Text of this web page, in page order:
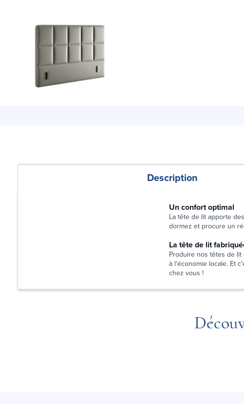
Description
Un confort optimal
La tête de lit apporte
dormez et procure un
La tête de lit
Produire nos têtes de
à l'économie locale. Et
chez vous !